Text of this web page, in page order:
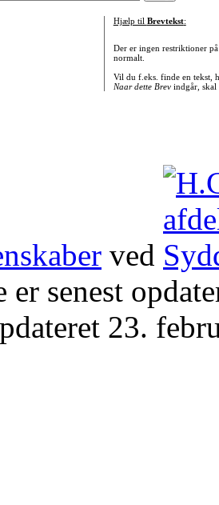
Hjælp til Brevtekst:
Der er ingen restriktioner
normalt.
Vil du f.eks. finde en tekst,
Naar dette Brevindgår, skal
ved
er senest
23.